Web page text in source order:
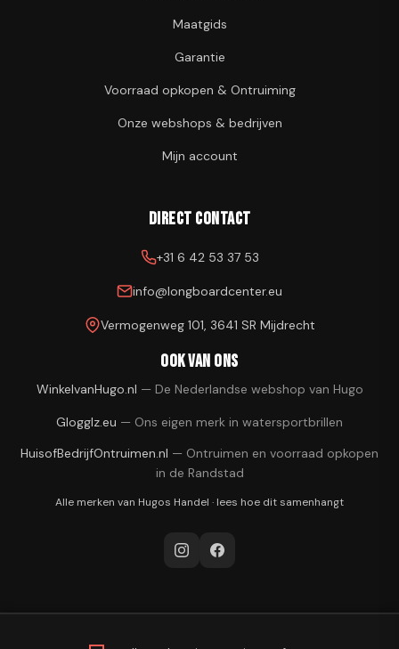
Maatgids
Garantie
Voorraad opkopen & Ontruiming
Onze webshops & bedrijven
Mijn account
Direct contact
+31 6 42 53 37 53
info@longboardcenter.eu
Vermogenweg 101, 3641 SR Mijdrecht
Ook van ons
WinkelvanHugo.nl — De Nederlandse webshop van Hugo
Glogglz.eu — Ons eigen merk in watersportbrillen
HuisofBedrijfOntruimen.nl — Ontruimen en voorraad opkopen
in de Randstad
Alle merken van Hugos Handel · lees hoe dit samenhangt